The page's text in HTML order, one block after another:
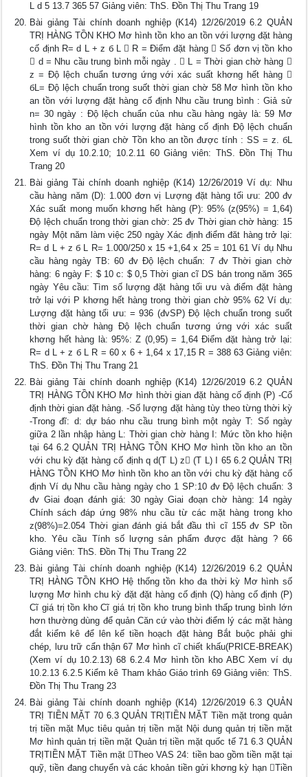
L d 5 13.7 365 57 Giảng viên: ThS. Đồn Thị Thu Trang 19
Bài giảng Tài chính doanh nghiệp (K14) 12/26/2019 6.2 QUẢN
TRỊ HÀNG TỒN KHO Mơ hình tồn kho an tồn với lượng đặt hàng
cố định R= d L + z б L  R = Điểm đặt hàng  Số đơn vị tồn kho
 d = Nhu cầu trung bình mỗi ngày .  L = Thời gian chờ hàng 
z = Độ lệch chuẩn tương ứng với xác suất khơng hết hàng 
бL= Độ lệch chuẩn trong suốt thời gian chờ 58 Mơ hình tồn kho
an tồn với lượng đặt hàng cố định Nhu cầu trung bình : Giả sử
n= 30 ngày : Độ lệch chuẩn của nhu cầu hàng ngày là: 59 Mơ
hình tồn kho an tồn với lượng đặt hàng cố định Độ lệch chuẩn
trong suốt thời gian chờ Tồn kho an tồn được tính : SS = z. бL
Xem ví dụ 10.2.10; 10.2.11 60 Giảng viên: ThS. Đồn Thị Thu
Trang 20
Bài giảng Tài chính doanh nghiệp (K14) 12/26/2019 Ví dụ: Nhu
cầu hàng năm (D): 1.000 đơn vị Lượng đặt hàng tối ưu: 200 đv
Xác suất mong muốn khơng hết hàng (P): 95% (z(95%) = 1,64)
Độ lệch chuẩn trong thời gian chờ: 25 đv Thời gian chờ hàng: 15
ngày Một năm làm việc 250 ngày Xác định điểm đăt hàng trở lại:
R= d L + z б L R= 1.000/250 x 15 +1,64 x 25 = 101 61 Ví dụ Nhu
cầu hàng ngày TB: 60 đv Độ lệch chuẩn: 7 đv Thời gian chờ
hàng: 6 ngày F: $ 10 c: $ 0,5 Thời gian cĩ DS bán trong năm 365
ngày Yêu cầu: Tìm số lượng đặt hàng tối ưu và điểm đặt hàng
trở lại với P khơng hết hàng trong thời gian chờ 95% 62 Ví dụ:
Lượng đặt hàng tối ưu: = 936 (đvSP) Độ lệch chuẩn trong suốt
thời gian chờ hàng Độ lệch chuẩn tương ứng với xác suất
khơng hết hàng là: 95%: Z (0,95) = 1,64 Điểm đặt hàng trở lại:
R= d L + z б L R = 60 x 6 + 1,64 x 17,15 R = 388 63 Giảng viên:
ThS. Đồn Thị Thu Trang 21
Bài giảng Tài chính doanh nghiệp (K14) 12/26/2019 6.2 QUẢN
TRỊ HÀNG TỒN KHO Mơ hình thời gian đặt hàng cố định (P) -Cố
định thời gian đặt hàng. -Số lượng đặt hàng tùy theo từng thời kỳ
-Trong đĩ: d: dự báo nhu cầu trung bình một ngày T: Số ngày
giữa 2 lần nhập hàng L: Thời gian chờ hàng I: Mức tồn kho hiện
tại 64 6.2 QUẢN TRỊ HÀNG TỒN KHO Mơ hình tồn kho an tồn
với chu kỳ đặt hàng cố định q d(T L) z (T L) I 65 6.2 QUẢN TRỊ
HÀNG TỒN KHO Mơ hình tồn kho an tồn với chu kỳ đặt hàng cố
định Ví dụ Nhu cầu hàng ngày cho 1 SP:10 đv Độ lệch chuẩn: 3
đv Giai đoạn đánh giá: 30 ngày Giai đoạn chờ hàng: 14 ngày
Chính sách đáp ứng 98% nhu cầu từ các mặt hàng trong kho
z(98%)=2.054 Thời gian đánh giá bắt đầu thì cĩ 155 đv SP tồn
kho. Yêu cầu Tính số lượng sản phẩm được đặt hàng ? 66
Giảng viên: ThS. Đồn Thị Thu Trang 22
Bài giảng Tài chính doanh nghiệp (K14) 12/26/2019 6.2 QUẢN
TRỊ HÀNG TỒN KHO Hệ thống tồn kho đa thời kỳ Mơ hình số
lượng Mơ hình chu kỳ đặt đặt hàng cố định (Q) hàng cố định (P)
Cĩ giá trị tồn kho Cĩ giá trị tồn kho trung bình thấp trung bình lớn
hơn thường dùng để quản Căn cứ vào thời điểm lý các mặt hàng
đắt kiểm kê để lên kế tiền hoạch đặt hàng Bắt buộc phải ghi
chép, lưu trữ cẩn thận 67 Mơ hình cĩ chiết khấu(PRICE-BREAK)
(Xem ví dụ 10.2.13) 68 6.2.4 Mơ hình tồn kho ABC Xem ví dụ
10.2.13 6.2.5 Kiểm kê Tham khảo Giáo trình 69 Giảng viên: ThS.
Đồn Thị Thu Trang 23
Bài giảng Tài chính doanh nghiệp (K14) 12/26/2019 6.3 QUẢN
TRỊ TIỀN MẶT 70 6.3 QUẢN TRỊTIỀN MẶT Tiền mặt trong quản
trị tiền mặt Mục tiêu quản trị tiền mặt Nội dung quản trị tiền mặt
Mơ hình quản trị tiền mặt Quản trị tiền mặt quốc tế 71 6.3 QUẢN
TRỊTIỀN MẶT Tiền mặt Theo VAS 24: tiền bao gồm tiền mặt tại
quỹ, tiền đang chuyển và các khoản tiền gửi khơng kỳ hạn Tiền